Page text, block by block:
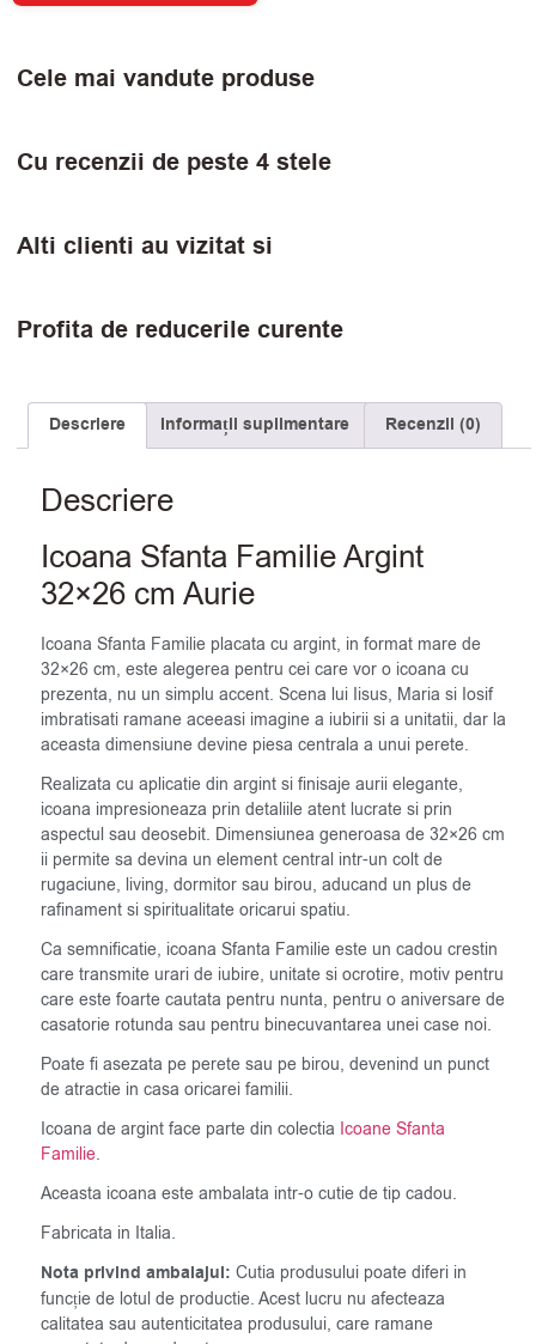
Cele mai vandute produse
Cu recenzii de peste 4 stele
Alti clienti au vizitat si
Profita de reducerile curente
Descriere Informații suplimentare Recenzii (0)
Descriere
Icoana Sfanta Familie Argint
32×26 cm Aurie
Icoana Sfanta Familie placata cu argint, in format mare de
32×26 cm, este alegerea pentru cei care vor o icoana cu
prezenta, nu un simplu accent. Scena lui Iisus, Maria si Iosif
imbratisati ramane aceeasi imagine a iubirii si a unitatii, dar la
aceasta dimensiune devine piesa centrala a unui perete.
Realizata cu aplicatie din argint si finisaje aurii elegante,
icoana impresioneaza prin detaliile atent lucrate si prin
aspectul sau deosebit. Dimensiunea generoasa de 32×26 cm
ii permite sa devina un element central intr-un colt de
rugaciune, living, dormitor sau birou, aducand un plus de
rafinament si spiritualitate oricarui spatiu.
Ca semnificatie, icoana Sfanta Familie este un cadou crestin
care transmite urari de iubire, unitate si ocrotire, motiv pentru
care este foarte cautata pentru nunta, pentru o aniversare de
casatorie rotunda sau pentru binecuvantarea unei case noi.
Poate fi asezata pe perete sau pe birou, devenind un punct
de atractie in casa oricarei familii.
Icoana de argint face parte din colectia Icoane Sfanta
Familie.
Aceasta icoana este ambalata intr-o cutie de tip cadou.
Fabricata in Italia.
Nota privind ambalajul: Cutia produsului poate diferi in
funcție de lotul de productie. Acest lucru nu afecteaza
calitatea sau autenticitatea produsului, care ramane